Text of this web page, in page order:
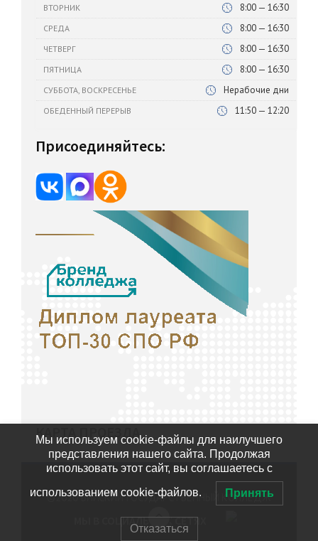
ВТОРНИК 8:00 — 16:30
СРЕДА 8:00 — 16:30
ЧЕТВЕРГ 8:00 — 16:30
ПЯТНИЦА 8:00 — 16:30
СУББОТА, ВОСКРЕСЕНЬЕ Нерабочие дни
ОБЕДЕННЫЙ ПЕРЕРЫВ 11:50 — 12:20
Присоединяйтесь:
КАРТА ПРОЕЗДА
©2020БИЙСКИЙ ГОСУДАРСТВЕННЫЙ КОЛЛЕДЖ
МЫ В СОЦИАЛЬНЫХ СЕТЯХ
Мы используем cookie-файлы для наилучшего
представления нашего сайта. Продолжая
использовать этот сайт, вы соглашаетесь с
использованием cookie-файлов. Принять
Отказаться